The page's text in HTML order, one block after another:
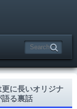
更に長いオリジナ
る裏話